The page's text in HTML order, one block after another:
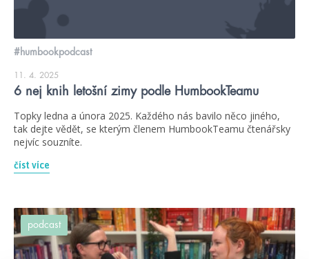
#humbookpodcast
11. 4. 2025
6 nej knih letošní zimy podle HumbookTeamu
Topky ledna a února 2025. Každého nás bavilo něco jiného,
tak dejte vědět, se kterým členem HumbookTeamu čtenářsky
nejvíc souzníte.
číst více
podcast